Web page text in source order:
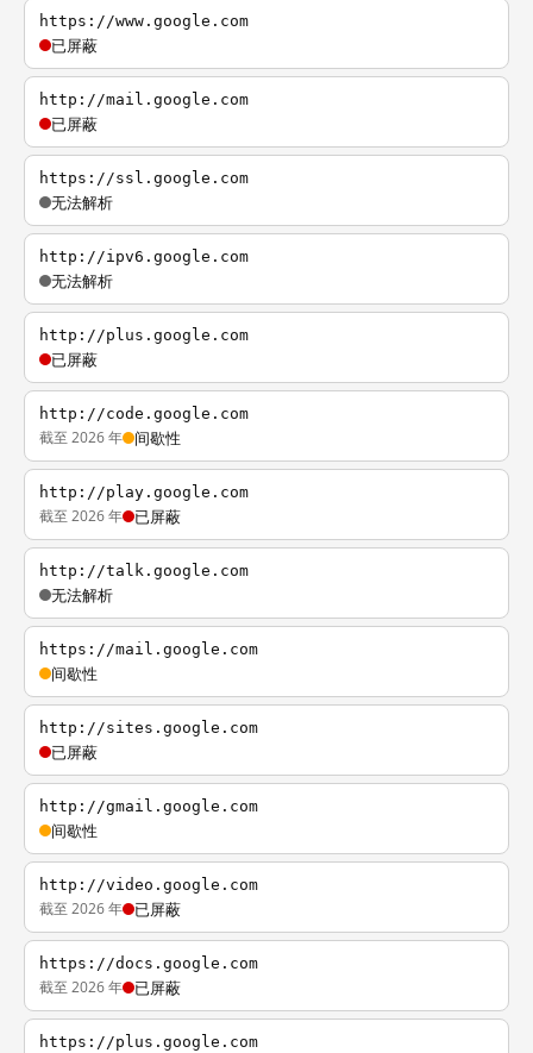
https://www.google.com
已屏蔽
http://mail.google.com
已屏蔽
https://ssl.google.com
无法解析
http://ipv6.google.com
无法解析
http://plus.google.com
已屏蔽
http://code.google.com
截至 2026 年 间歇性
http://play.google.com
截至 2026 年 已屏蔽
http://talk.google.com
无法解析
https://mail.google.com
间歇性
http://sites.google.com
已屏蔽
http://gmail.google.com
间歇性
http://video.google.com
截至 2026 年 已屏蔽
https://docs.google.com
截至 2026 年 已屏蔽
https://plus.google.com